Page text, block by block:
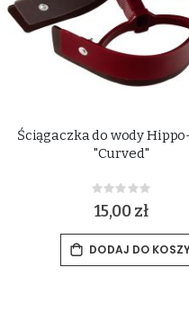
Ściągaczka do wody
"Curved"
Rating:
0%
15,00 zł
DODAJ DO